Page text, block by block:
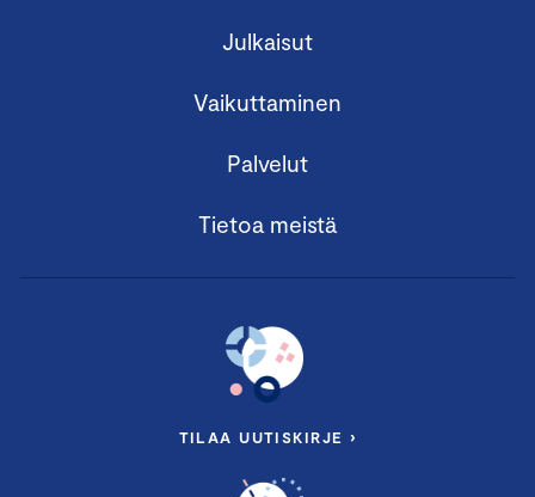
Julkaisut
Vaikuttaminen
Palvelut
Tietoa meistä
TILAA UUTISKIRJE ›